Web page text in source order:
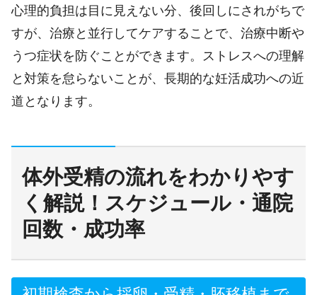
心理的負担は目に見えない分、後回しにされがちで
すが、治療と並行してケアすることで、治療中断や
うつ症状を防ぐことができます。ストレスへの理解
と対策を怠らないことが、長期的な妊活成功への近
道となります。
体外受精の流れをわかりやす
く解説！スケジュール・通院
回数・成功率